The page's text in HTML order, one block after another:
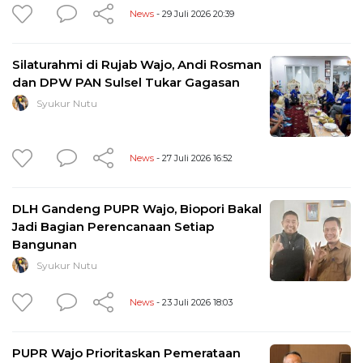
News - 29 Juli 2026 20:39
Silaturahmi di Rujab Wajo, Andi Rosman
dan DPW PAN Sulsel Tukar Gagasan
Syukur Nutu
News - 27 Juli 2026 16:52
DLH Gandeng PUPR Wajo, Biopori Bakal
Jadi Bagian Perencanaan Setiap
Bangunan
Syukur Nutu
News - 23 Juli 2026 18:03
PUPR Wajo Prioritaskan Pemerataan